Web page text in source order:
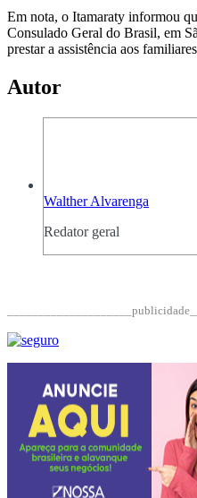
Em nota, o Itamaraty informou
Consulado Geral do Brasil, em
prestar a assistência aos
Autor
Walther Alvarenga
Redator geral